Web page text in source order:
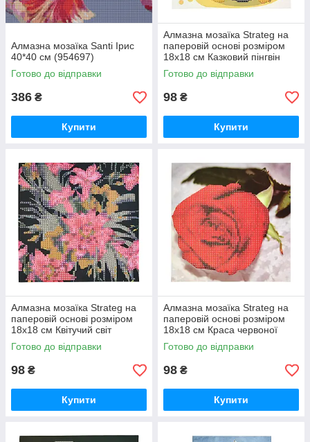
Алмазна мозаїка Santi Ірис
40*40 см (954697)
Готово до відправки
386 ₴
Купити
Алмазна мозаїка Strateg на
паперовій основі розміром
18х18 см Казковий пінгвін
(JUB14407)
Готово до відправки
98 ₴
Купити
Алмазна мозаїка Strateg на
паперовій основі розміром
18х18 см Квітучий світ
екзотичної краси (JUB14393)
Готово до відправки
98 ₴
Купити
Алмазна мозаїка Strateg на
паперовій основі розміром
18х18 см Краса червоної
троянди (JUB20601)
Готово до відправки
98 ₴
Купити